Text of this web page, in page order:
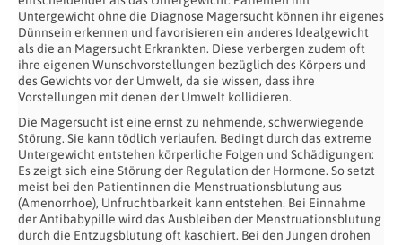
Untergewicht ohne die Diagnose Magersucht können ihr eigenes
Dünnsein erkennen und favorisieren ein anderes Idealgewicht
als die an Magersucht Erkrankten. Diese verbergen zudem oft
ihre eigenen Wunschvorstellungen bezüglich des Körpers und
des Gewichts vor der Umwelt, da sie wissen, dass ihre
Vorstellungen mit denen der Umwelt kollidieren.
Die Magersucht ist eine ernst zu nehmende, schwerwiegende
Störung. Sie kann tödlich verlaufen. Bedingt durch das extreme
Untergewicht entstehen körperliche Folgen und Schädigungen:
Es zeigt sich eine Störung der Regulation der Hormone. So setzt
meist bei den Patientinnen die Menstruationsblutung aus
(Amenorrhoe), Unfruchtbarkeit kann entstehen. Bei Einnahme
der Antibabypille wird das Ausbleiben der Menstruationsblutung
durch die Entzugsblutung oft kaschiert. Bei den Jungen drohen